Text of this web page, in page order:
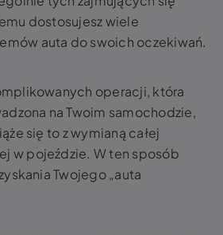
dostosujesz wiele
auta do swoich oczekiwań.
operacji, która
na Twoim samochodzie,
się to z wymianą całej
w pojeździe. W ten sposób
Twojego „auta